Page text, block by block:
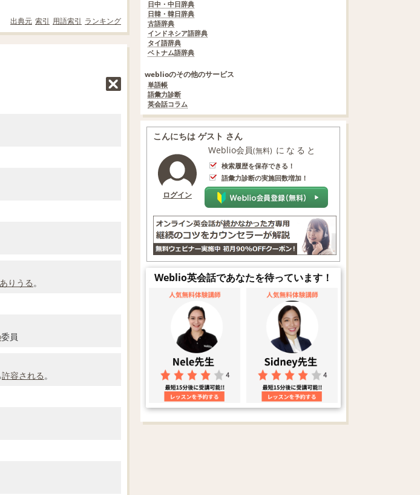
出典元 索引 用語索引 ランキング
ありうる。
委員
許容される。
日中・中日辞典
日韓・韓日辞典
古語辞典
インドネシア語辞典
タイ語辞典
ベトナム語辞典
weblioのその他のサービス
単語帳
語彙力診断
英会話コラム
こんにちは ゲスト さん
ログイン
Weblio会員(無料) になると
検索履歴を保存できる！
語彙力診断の実施回数増加！
Weblio英会話であなたを待っています！